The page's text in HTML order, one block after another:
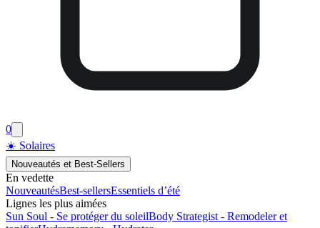
0
☀️ Solaires
Nouveautés et Best-Sellers
En vedette
NouveautésBest-sellersEssentiels d’été
Lignes les plus aimées
Sun Soul - Se protéger du soleilBody Strategist - Remodeler et